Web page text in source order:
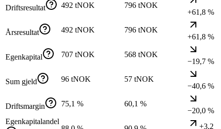
Driftsresultat 492 tNOK
796 tNOK
+61,8 %
Årsresultat 492 tNOK
796 tNOK
+61,8 %
Egenkapital 707 tNOK
568 tNOK
−19,7 %
Sum gjeld 96 tNOK
57 tNOK
−40,6 %
Driftsmargin 75,1 %
60,1 %
−20,0 %
Egenkapitalandel
+3,2